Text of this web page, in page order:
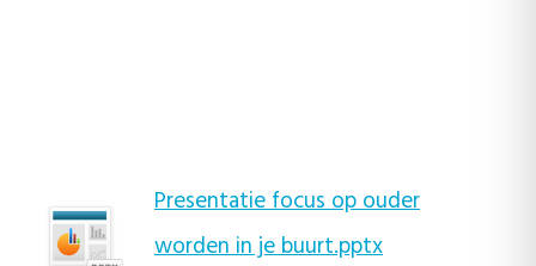
Presentatie focus op ouder
worden in je buurt.pptx